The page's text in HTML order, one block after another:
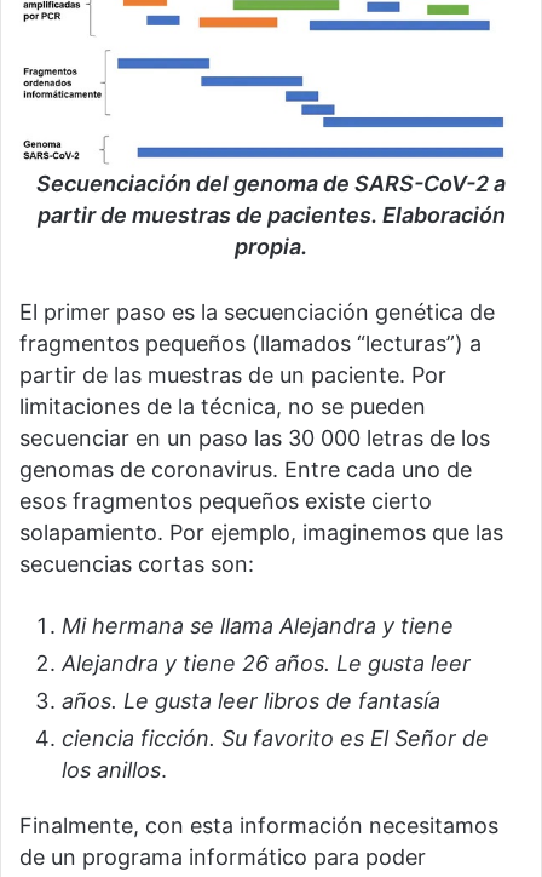
Secuenciación del genoma de SARS-CoV-2 a
partir de muestras de pacientes. Elaboración
propia.
El primer paso es la secuenciación genética de
fragmentos pequeños (llamados “lecturas”) a
partir de las muestras de un paciente. Por
limitaciones de la técnica, no se pueden
secuenciar en un paso las 30 000 letras de los
genomas de coronavirus. Entre cada uno de
esos fragmentos pequeños existe cierto
solapamiento. Por ejemplo, imaginemos que las
secuencias cortas son:
Mi hermana se llama Alejandra y tiene
Alejandra y tiene 26 años. Le gusta leer
años. Le gusta leer libros de fantasía
ciencia ficción. Su favorito es El Señor de
los anillos.
Finalmente, con esta información necesitamos
de un programa informático para poder